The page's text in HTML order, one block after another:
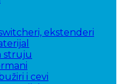
ekstenderi
struju
i cevi